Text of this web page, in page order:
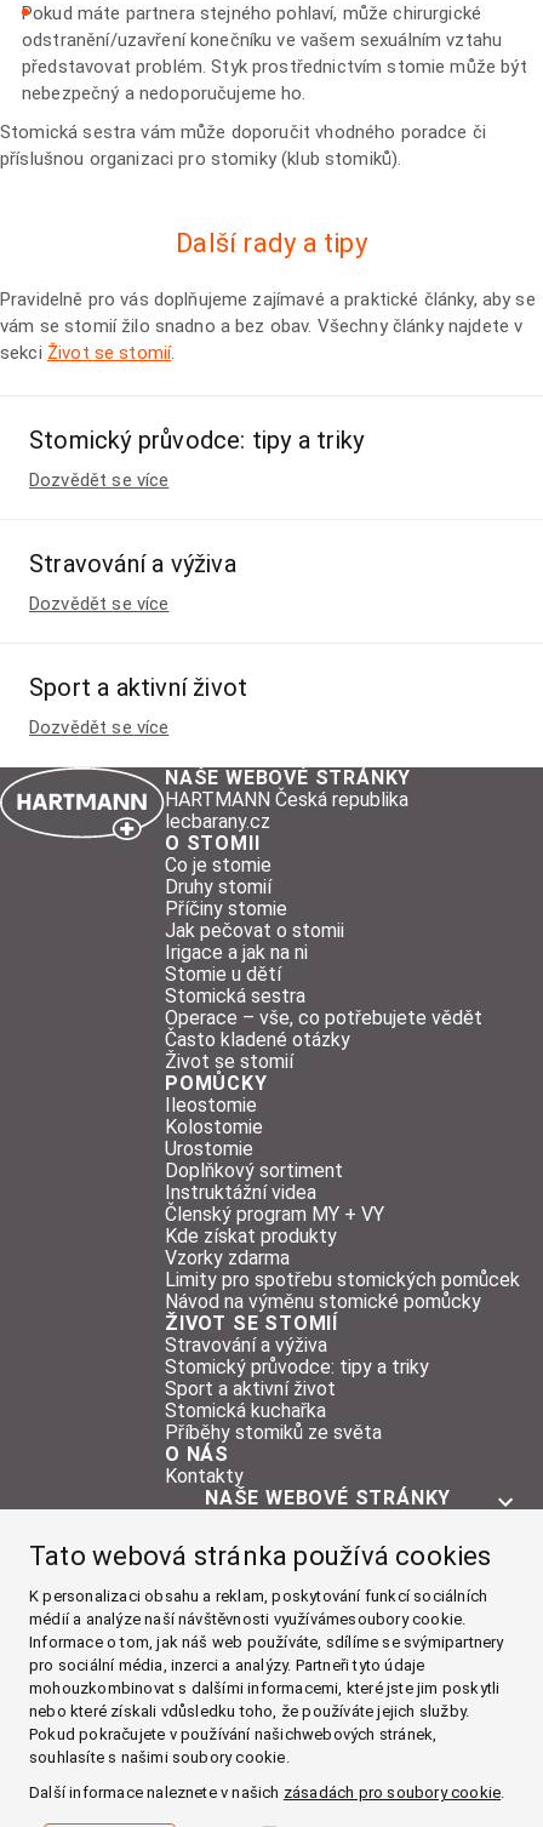
Tato webová stránka používá cookies
K personalizaci obsahu a reklam, poskytování funkcí sociálních
médií a analýze naší návštěvnosti využívámesoubory cookie.
Informace o tom, jak náš web používáte, sdílíme se svýmipartnery
pro sociální média, inzerci a analýzy. Partneři tyto údaje
mohouzkombinovat s dalšími informacemi, které jste jim poskytli
nebo které získali vdůsledku toho, že používáte jejich služby.
Pokud pokračujete v používání našichwebových stránek,
souhlasíte s našimi soubory cookie.
Další informace naleznete v našich zásadách pro soubory cookie.
Pokud máte partnera stejného pohlaví, může chirurgické
odstranění/uzavření konečníku ve vašem sexuálním vztahu
představovat problém. Styk prostřednictvím stomie může být
nebezpečný a nedoporučujeme ho.
Stomická sestra vám může doporučit vhodného poradce či
příslušnou organizaci pro stomiky (klub stomiků).
Další rady a tipy
Pravidelně pro vás doplňujeme zajímavé a praktické články, aby se
vám se stomií žilo snadno a bez obav. Všechny články najdete v
sekci Život se stomií.
Stomický průvodce: tipy a triky
Dozvědět se více
Stravování a výživa
Dozvědět se více
Sport a aktivní život
Dozvědět se více
NAŠE WEBOVÉ STRÁNKY
HARTMANN Česká republika
lecbarany.cz
O STOMII
Co je stomie
Druhy stomií
Příčiny stomie
Jak pečovat o stomii
Irigace a jak na ni
Stomie u dětí
Stomická sestra
Operace – vše, co potřebujete vědět
Často kladené otázky
Život se stomií
POMŮCKY
Ileostomie
Kolostomie
Urostomie
Doplňkový sortiment
Instruktážní videa
Členský program MY + VY
Kde získat produkty
Vzorky zdarma
Limity pro spotřebu stomických pomůcek
Návod na výměnu stomické pomůcky
ŽIVOT SE STOMIÍ
Stravování a výživa
Stomický průvodce: tipy a triky
Sport a aktivní život
Stomická kuchařka
Příběhy stomiků ze světa
O NÁS
Kontakty
NAŠE WEBOVÉ STRÁNKY
POMŮCKY
ŽIVOT SE STOMIÍ
O NÁS
Facebook
Instagram